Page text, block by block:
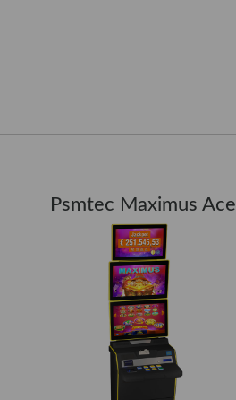
Psmtec Maximus Ace